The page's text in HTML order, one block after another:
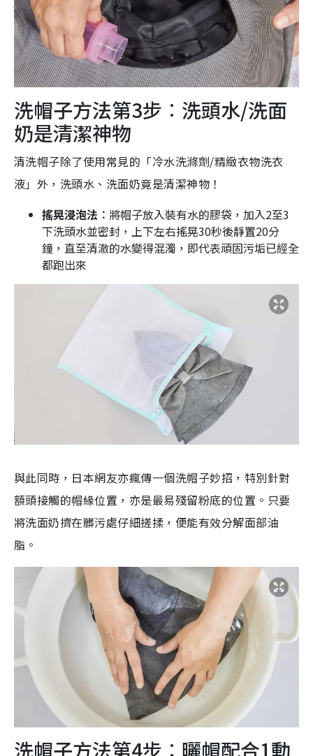
洗帽子方法第3步︰洗頭水/洗面
奶是清潔神物
清洗帽子除了使用常見的「冷水洗滌劑/精緻衣物洗衣
液」外，洗頭水、洗面奶竟是清潔神物！
搖晃浸泡法︰ 將帽子放入裝有水的膠袋，加入2至3
下洗頭水並密封，上下左右搖晃30秒後靜置20分
鐘，直至清澈的水變得混濁，即代表頑固污垢已經全
都跑出來
與此同時，日本網友亦瘋傳一個洗帽子妙招，特別針對
額頭接觸的帽緣位置，亦是最易殘留粉底的位置。只要
將洗面奶擠在髒污處仔細搓揉，便能有效分解面部油
脂。
洗帽子方法第4步︰曬帽配合1動